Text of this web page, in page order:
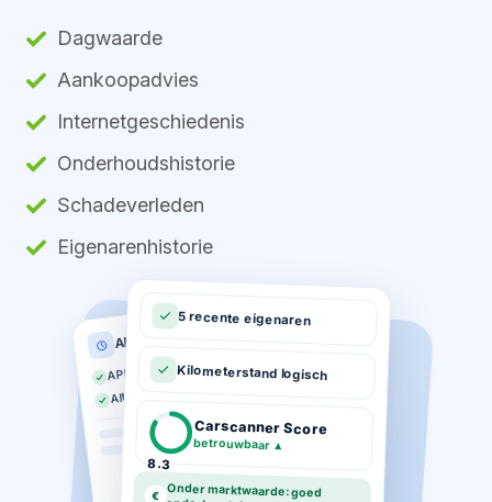
Dagwaarde
Aankoopadvies
Internetgeschiedenis
Onderhoudshistorie
Schadeverleden
Eigenarenhistorie
APK historie
APK geldig tot 03-2026
Altijd op tijd gekeurd
5 recente eigenaren
Kilometerstand logisch
8.3
Carscanner Score
betrouwbaar ▲
€ Onder marktwaarde: goed